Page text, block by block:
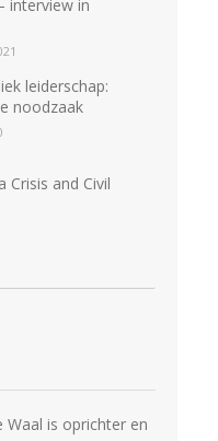
interview in
leiderschap:
noodzaak
Crisis and Civil
Waal is oprichter en